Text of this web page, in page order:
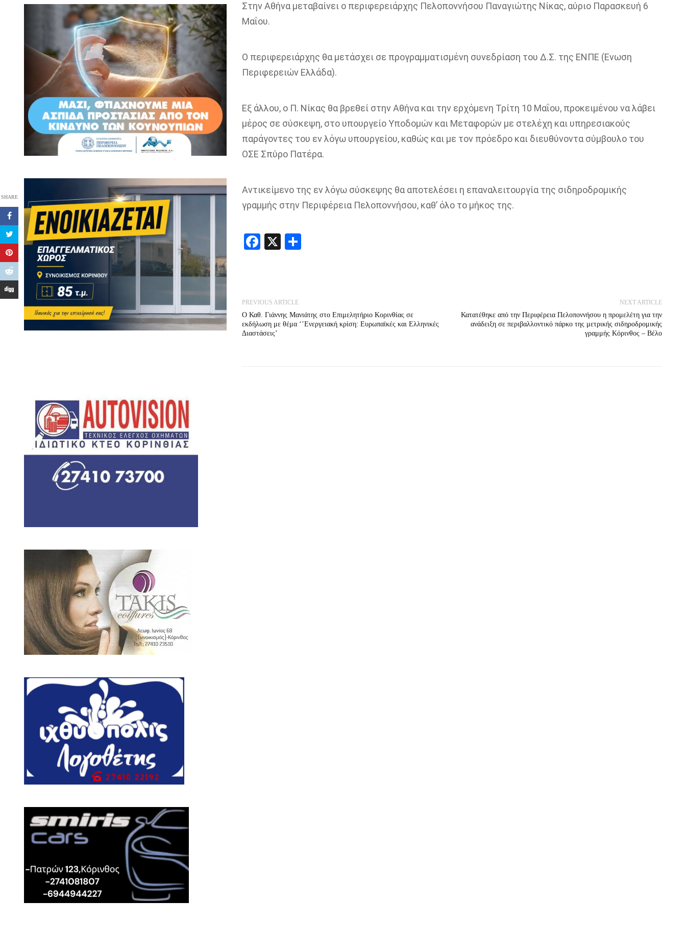
SHARE
Στην Αθήνα μεταβαίνει ο περιφερειάρχης Πελοποννήσου Παναγιώτης Νίκας, αύριο Παρασκευή 6
Μαΐου.
Ο περιφερειάρχης θα μετάσχει σε προγραμματισμένη συνεδρίαση του Δ.Σ. της ΕΝΠΕ (Ενωση
Περιφερειών Ελλάδα).
Εξ άλλου, ο Π. Νίκας θα βρεθεί στην Αθήνα και την ερχόμενη Τρίτη 10 Μαΐου, προκειμένου να λάβει
μέρος σε σύσκεψη, στο υπουργείο Υποδομών και Μεταφορών με στελέχη και υπηρεσιακούς
παράγοντες του εν λόγω υπουργείου, καθώς και με τον πρόεδρο και διευθύνοντα σύμβουλο του
ΟΣΕ Σπύρο Πατέρα.
Αντικείμενο της εν λόγω σύσκεψης θα αποτελέσει η επαναλειτουργία της σιδηροδρομικής
γραμμής στην Περιφέρεια Πελοποννήσου, καθ’ όλο το μήκος της.
Facebook
X Share
PREVIOUS ARTICLE
Ο Καθ. Γιάννης Μανιάτης στο Επιμελητήριο Κορινθίας σε
εκδήλωση με θέμα ‘’Ενεργειακή κρίση: Ευρωπαϊκές και Ελληνικές
Διαστάσεις’
NEXT ARTICLE
Κατατέθηκε από την Περιφέρεια Πελοποννήσου η προμελέτη για την
ανάδειξη σε περιβαλλοντικό πάρκο της μετρικής σιδηροδρομικής
γραμμής Κόρινθος – Βέλο